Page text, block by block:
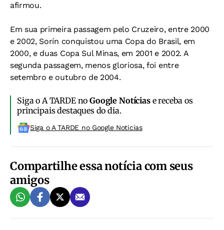
afirmou.
Em sua primeira passagem pelo Cruzeiro, entre 2000
e 2002, Sorín conquistou uma Copa do Brasil, em
2000, e duas Copa Sul Minas, em 2001 e 2002. A
segunda passagem, menos gloriosa, foi entre
setembro e outubro de 2004.
Siga o A TARDE noGoogle Notíciase receba os
principais destaques do dia.
Siga o A TARDE no Google Noticias
Compartilhe essa notícia com seus
amigos